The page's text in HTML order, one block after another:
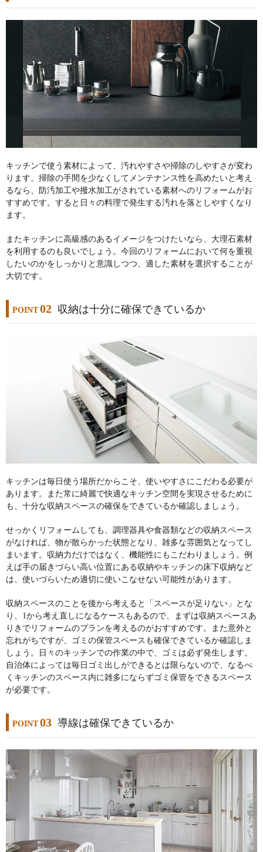
キッチンで使う素材によって、汚れやすさや掃除のしやすさが変わ
ります。掃除の手間を少なくしてメンテナンス性を高めたいと考え
るなら、防汚加工や撥水加工がされている素材へのリフォームがお
すすめです。すると日々の料理で発生する汚れを落としやすくなり
ます。
またキッチンに高級感のあるイメージをつけたいなら、大理石素材
を利用するのも良いでしょう。今回のリフォームにおいて何を重視
したいのかをしっかりと意識しつつ、適した素材を選択することが
大切です。
POINT 02 収納は十分に確保できているか
キッチンは毎日使う場所だからこそ、使いやすさにこだわる必要が
あります。また常に綺麗で快適なキッチン空間を実現させるために
も、十分な収納スペースの確保をできているか確認しましょう。
せっかくリフォームしても、調理器具や食器類などの収納スペース
がなければ、物が散らかった状態となり、雑多な雰囲気となってし
まいます。収納力だけではなく、機能性にもこだわりましょう。例
えば手の届きづらい高い位置にある収納やキッチンの床下収納など
は、使いづらいため適切に使いこなせない可能性があります。
収納スペースのことを後から考えると「スペースが足りない」とな
り、1から考え直しになるケースもあるので、まずは収納スペースあ
りきでリフォームのプランを考えるのがおすすめです。また意外と
忘れがちですが、ゴミの保管スペースも確保できているか確認しま
しょう。日々のキッチンでの作業の中で、ゴミは必ず発生します。
自治体によっては毎日ゴミ出しができるとは限らないので、なるべ
くキッチンのスペース内に雑多にならずゴミ保管をできるスペース
が必要です。
POINT 03 導線は確保できているか